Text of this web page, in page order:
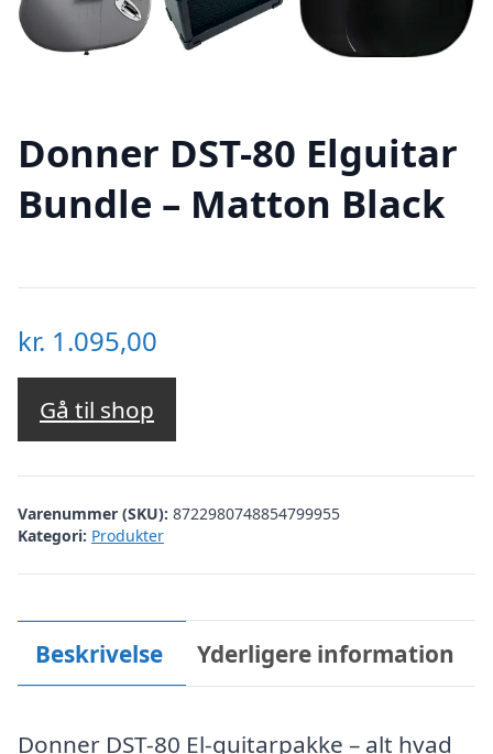
Donner DST-80 Elguitar
Bundle – Matton Black
kr. 1.095,00
Gå til shop
Varenummer (SKU): 8722980748854799955
Kategori: Produkter
Beskrivelse Yderligere information
Donner DST-80 El-guitarpakke – alt hvad